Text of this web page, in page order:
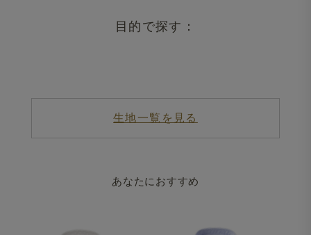
目的で探す：
生地一覧を見る
あなたにおすすめ